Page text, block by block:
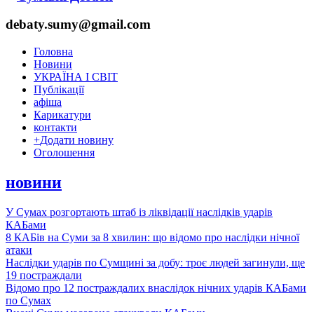
debaty.sumy@gmail.com
Головна
Новини
УКРАЇНА І СВІТ
Публікації
афіша
Карикатури
контакти
+Додати новину
Оголошення
новини
У Сумах розгортають штаб із ліквідації наслідків ударів
КАБами
8 КАБів на Суми за 8 хвилин: що відомо про наслідки нічної
атаки
Наслідки ударів по Сумщині за добу: троє людей загинули, ще
19 постраждали
Відомо про 12 постраждалих внаслідок нічних ударів КАБами
по Сумах